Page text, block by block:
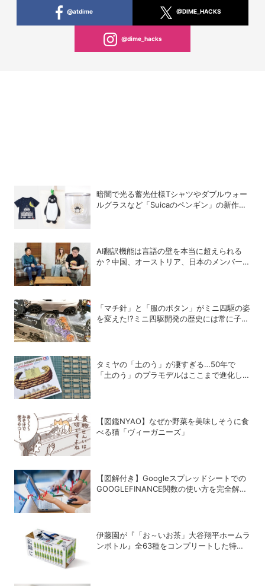
@atdime @DIME_HACKS
@dime_hacks
暗闇で光る蓄光仕様Tシャツやダブルウォー
ルグラスなど「Suicaのペンギン」の新作グ
AI翻訳機能は言語の壁を本当に超えられる
か？中国、オーストリア、日本のメンバーで
「マチ針」と「服のボタン」がミニ四駆の姿
を変えた!?ミニ四駆開発の歴史には常に子ど
タミヤの「土のう」が凄すぎる…50年で
「土のう」のプラモデルはここまで進化し
【図鑑NYAO】なぜか野菜を美味しそうに食
べる猫「ヴィーガニーズ」
【図解付き】Googleスプレッドシートでの
GOOGLEFINANCE関数の使い方を完全解
伊藤園が『「お～いお茶」大谷翔平ホームラ
ンボトル』全63種をコンプリートした特別